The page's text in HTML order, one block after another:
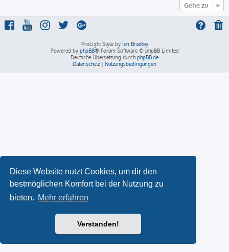
Diese Website nutzt Cookies, um dir den
bestmöglichen Komfort bei der Nutzung zu
bieten. Mehr erfahren
Verstanden!
Gehe zu
ProLight Style by Ian Bradley
Powered by phpBB® Forum Software © phpBB Limited
Deutsche Übersetzung durch phpBB.de
Datenschutz | Nutzungsbedingungen